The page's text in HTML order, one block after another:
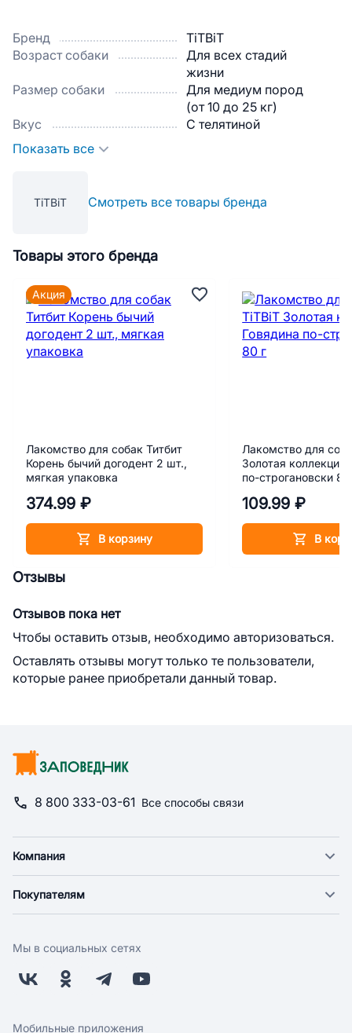
Бренд
TiTBiT
Возраст собаки
Для всех стадий
жизни
Размер собаки
Для медиум пород
(от 10 до 25 кг)
Вкус
С телятиной
Показать все
TiTBiT Смотреть все товары бренда
Товары этого бренда
Лакомство для собак Титбит
Корень бычий догодент 2 шт.,
мягкая упаковка
374.99 ₽
В корзину
Акция
Лакомство для
Золотая коллекция
по-строгановски 80
109.99 ₽
В
Отзывы
Отзывов пока нет
Чтобы оставить отзыв, необходимо авторизоваться.
Оставлять отзывы могут только те пользователи,
которые ранее приобретали данный товар.
8 800 333-03-61 Все способы связи
Компания
Новости
Поставщикам
Заводчикам
Обратная связь
Покупателям
Оплата
Бонусная программа
Скидки и акции
Мы в социальных сетях
Мобильные приложения